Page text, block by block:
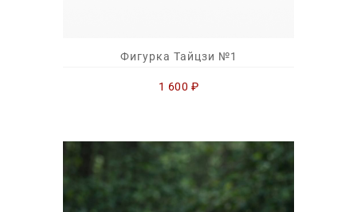
Фигурка Тайцзи №1
1 600 ₽